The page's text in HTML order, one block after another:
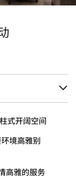
式开阔空间
境高雅别
高雅的服务